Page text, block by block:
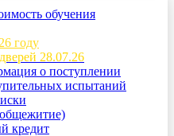
обучения
году
28.07.26
о поступлении
испытаний
кредит